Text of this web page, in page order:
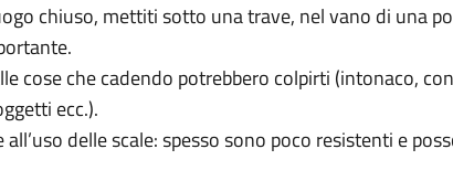
chiuso, mettiti sotto una trave, nel vano di una
cose che cadendo potrebbero colpirti (intonaco,
ecc.).
all’uso delle scale: spesso sono poco resistenti e